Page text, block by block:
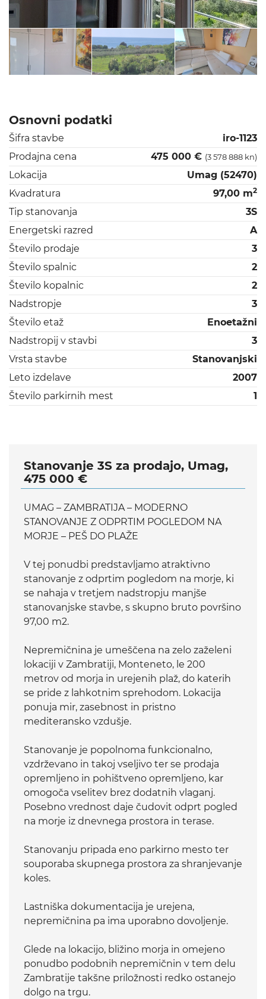
Osnovni podatki
Šifra stavbe
iro-1123
Prodajna cena
475 000 € (3 578 888 kn)
Lokacija
Umag (52470)
Kvadratura
97,00 m2
Tip stanovanja
3S
Energetski razred
A
Število prodaje
3
Število spalnic
2
Število kopalnic
2
Nadstropje
3
Število etaž
Enoetažni
Nadstropij v stavbi
3
Vrsta stavbe
Stanovanjski
Leto izdelave
2007
Število parkirnih mest
1
Stanovanje 3S za prodajo, Umag,
475 000 €
UMAG – ZAMBRATIJA – MODERNO
STANOVANJE Z ODPRTIM POGLEDOM NA
MORJE – PEŠ DO PLAŽE
V tej ponudbi predstavljamo atraktivno
stanovanje z odprtim pogledom na morje, ki
se nahaja v tretjem nadstropju manjše
stanovanjske stavbe, s skupno bruto površino
97,00 m2.
Nepremičnina je umeščena na zelo zaželeni
lokaciji v Zambratiji, Monteneto, le 200
metrov od morja in urejenih plaž, do katerih
se pride z lahkotnim sprehodom. Lokacija
ponuja mir, zasebnost in pristno
mediteransko vzdušje.
Stanovanje je popolnoma funkcionalno,
vzdrževano in takoj vseljivo ter se prodaja
opremljeno in pohištveno opremljeno, kar
omogoča vselitev brez dodatnih vlaganj.
Posebno vrednost daje čudovit odprt pogled
na morje iz dnevnega prostora in terase.
Stanovanju pripada eno parkirno mesto ter
souporaba skupnega prostora za shranjevanje
koles.
Lastniška dokumentacija je urejena,
nepremičnina pa ima uporabno dovoljenje.
Glede na lokacijo, bližino morja in omejeno
ponudbo podobnih nepremičnin v tem delu
Zambratije takšne priložnosti redko ostanejo
dolgo na trgu.